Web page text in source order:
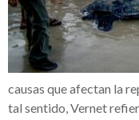
causas que afectan la
tal sentido, Vernet